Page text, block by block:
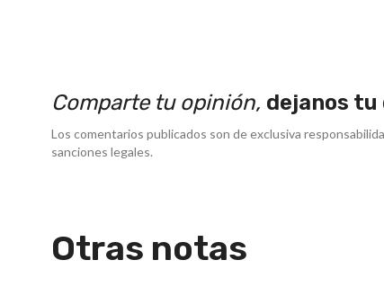
Comparte tu opinión, dejanos
Los comentarios publicados son de exclusiva
sanciones legales.
Otras notas